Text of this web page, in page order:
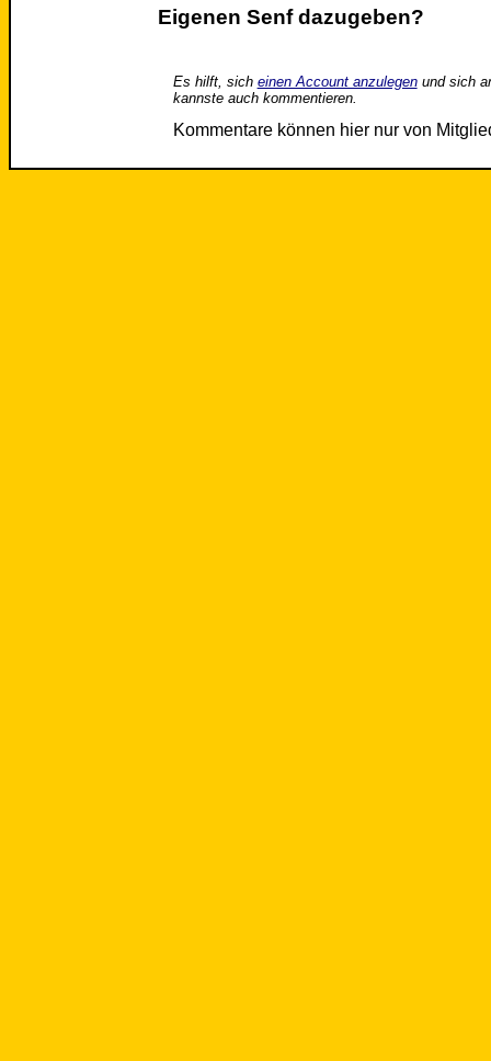
Eigenen Senf dazugeben?
Es hilft, sich einen Account anzulegenund sich
kannste auch kommentieren.
Kommentare können hier nur von